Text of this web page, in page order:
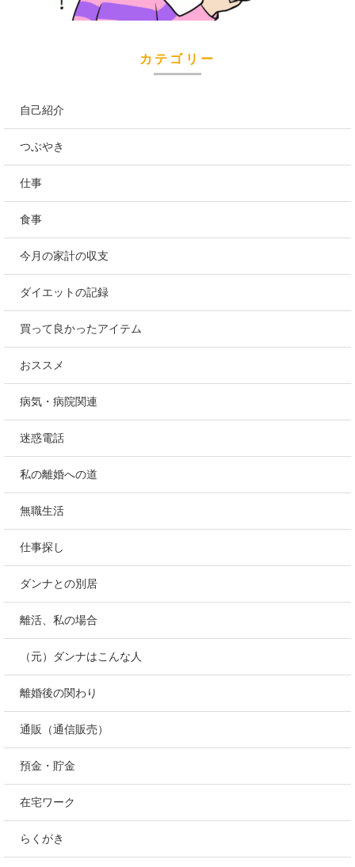
カテゴリー
自己紹介
つぶやき
仕事
食事
今月の家計の収支
ダイエットの記録
買って良かったアイテム
おススメ
病気・病院関連
迷惑電話
私の離婚への道
無職生活
仕事探し
ダンナとの別居
離活、私の場合
（元）ダンナはこんな人
離婚後の関わり
通販（通信販売）
預金・貯金
在宅ワーク
らくがき